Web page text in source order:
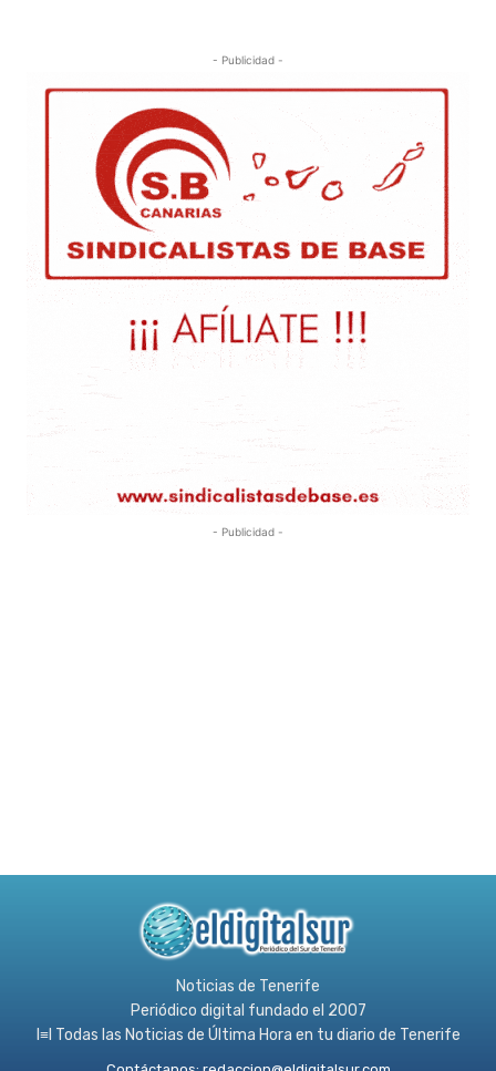
- Publicidad -
- Publicidad -
Noticias de Tenerife
Periódico digital fundado el 2007
l≡l Todas las Noticias de Última Hora en tu diario de Tenerife